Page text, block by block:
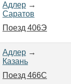
Адлер →
Саратов
Поезд 406Э
Адлер →
Казань
Поезд 466С